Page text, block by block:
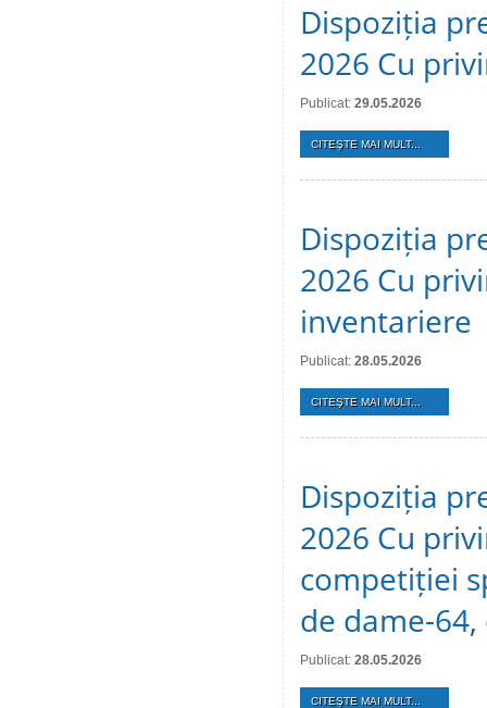
Dispoziția
2026 Cu
Publicat: 29.05.2026
CITEŞTE MAI MULT...
Dispoziția
2026 Cu
inventariere
Publicat: 28.05.2026
CITEŞTE MAI MULT...
Dispoziția
2026 Cu
competiției
de dame-64,
Publicat: 28.05.2026
CITEŞTE MAI MULT...